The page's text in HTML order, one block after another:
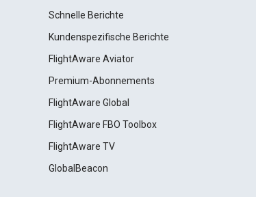
Schnelle Berichte
Kundenspezifische Berichte
FlightAware Aviator
Premium-Abonnements
FlightAware Global
FlightAware FBO Toolbox
FlightAware TV
GlobalBeacon